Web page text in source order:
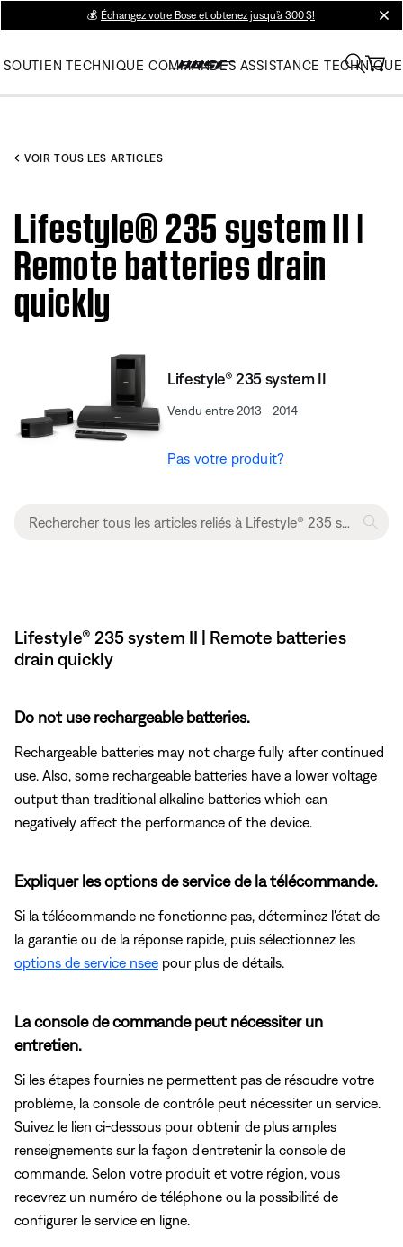
💰 Échangez votre Bose et obtenez jusqu’à 300 $!
SOUTIEN TECHNIQUE COMMANDES ASSISTANCE TECHNIQUE
VOIR TOUS LES ARTICLES
Lifestyle® 235 system II |
Remote batteries drain
quickly
Lifestyle® 235 system II
Vendu entre 2013 - 2014
Pas votre produit?
Lifestyle® 235 system II | Remote batteries
drain quickly
Do not use rechargeable batteries.
Rechargeable batteries may not charge fully after continued
use. Also, some rechargeable batteries have a lower voltage
output than traditional alkaline batteries which can
negatively affect the performance of the device.
Expliquer les options de service de la télécommande.
Si la télécommande ne fonctionne pas, déterminez l'état de
la garantie ou de la réponse rapide, puis sélectionnez les
options de service nsee pour plus de détails.
La console de commande peut nécessiter un
entretien.
Si les étapes fournies ne permettent pas de résoudre votre
problème, la console de contrôle peut nécessiter un service.
Suivez le lien ci-dessous pour obtenir de plus amples
renseignements sur la façon d'entretenir la console de
commande. Selon votre produit et votre région, vous
recevrez un numéro de téléphone ou la possibilité de
configurer le service en ligne.